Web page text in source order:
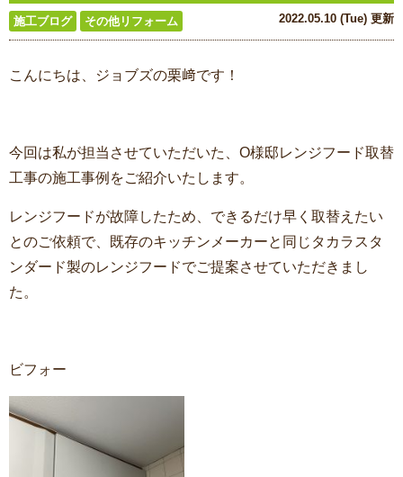
施工ブログ その他リフォーム 2022.05.10 (Tue) 更新
こんにちは、ジョブズの栗﨑です！
今回は私が担当させていただいた、O様邸レンジフード取替
工事の施工事例をご紹介いたします。
レンジフードが故障したため、できるだけ早く取替えたい
とのご依頼で、既存のキッチンメーカーと同じタカラスタ
ンダード製のレンジフードでご提案させていただきまし
た。
ビフォー